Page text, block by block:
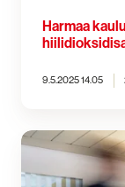
Harmaa
9.5.2025 14.05
Seinällä
sivussa?